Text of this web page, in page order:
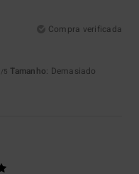
Compra verificada
/5 Tamanho: Demasiado